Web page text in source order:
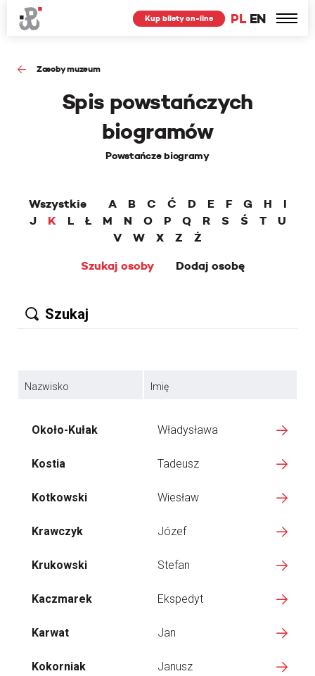
PL EN
Kup bilety on-line
Zasoby muzeum
Spis powstańczych
biogramów
Powstańcze biogramy
Wszystkie A B C Ć D E F G H
I
J
K L Ł M N O P Q R S Ś T
U
V
W X Z
Ż
Szukaj osoby
Dodaj osobę
Nazwisko Imię
Około-Kułak Władysława
Kostia Tadeusz
Kotkowski Wiesław
Krawczyk Józef
Krukowski Stefan
Kaczmarek Ekspedyt
Karwat Jan
Kokorniak Janusz